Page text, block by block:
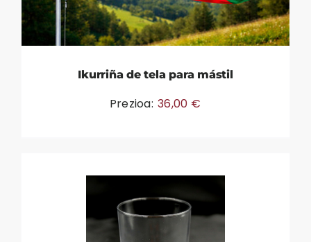
Ikurriña de tela para mástil
Prezioa: 36,00 €